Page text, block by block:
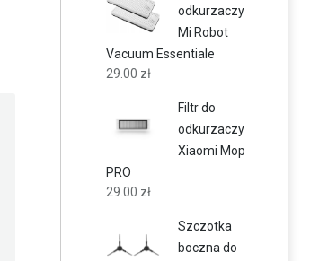
odkurzaczy
Mi Robot
Vacuum Essentiale
29.00 zł
Filtr do
odkurzaczy
Xiaomi Mop
PRO
29.00 zł
Szczotka
boczna do